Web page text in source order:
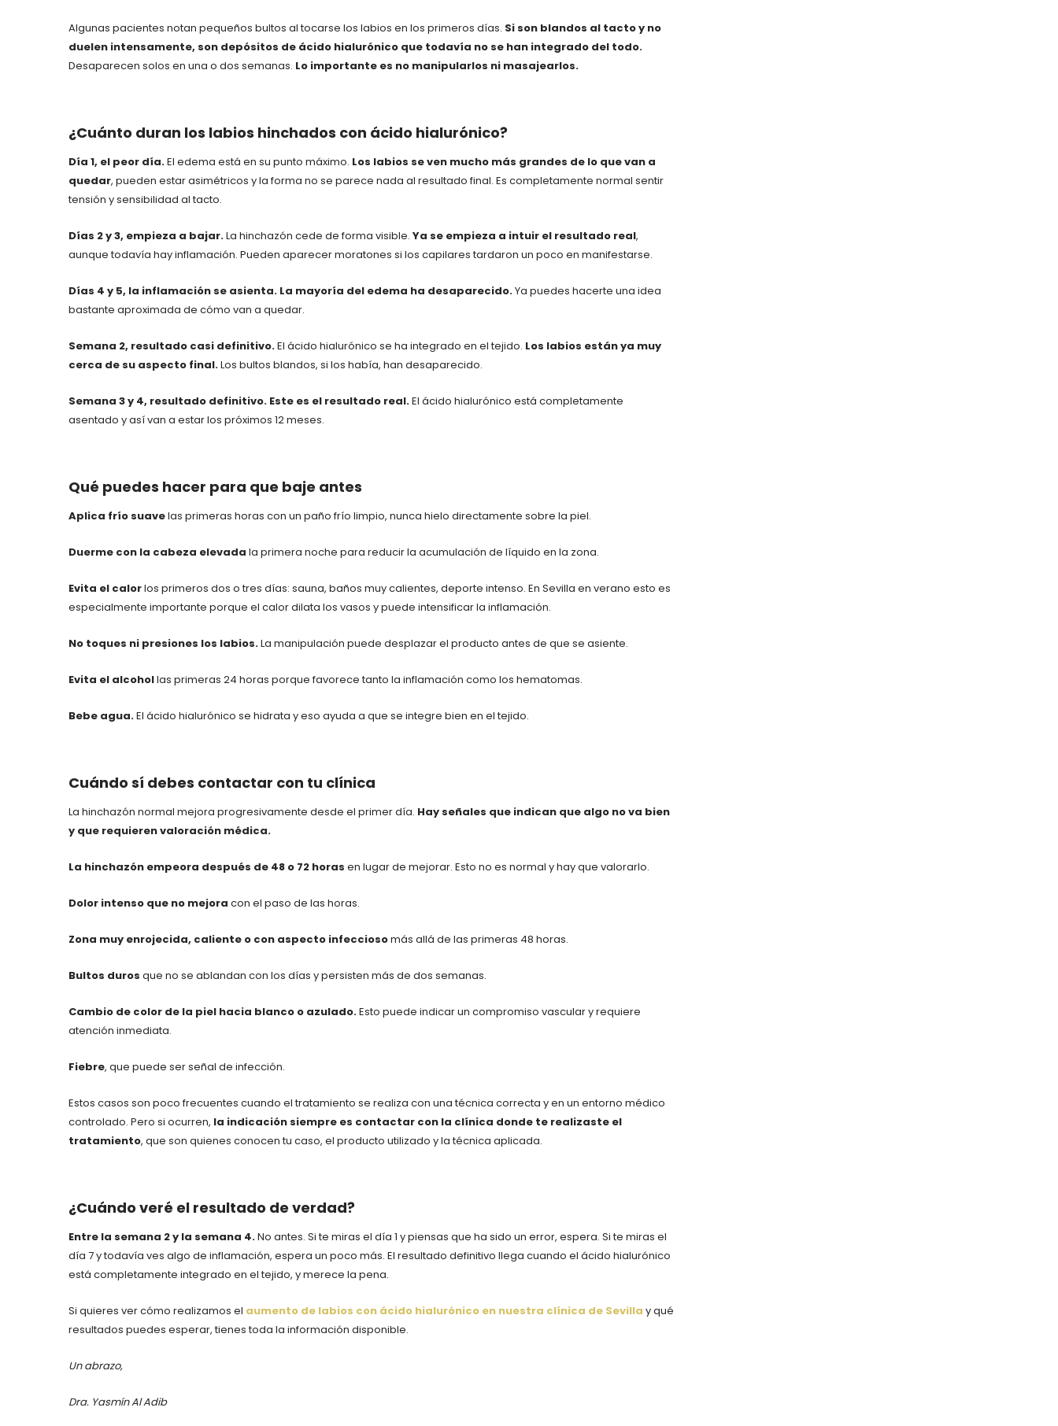
Algunas pacientes notan pequeños bultos al tocarse los labios en los primeros días. Si son blandos al tacto y no
duelen intensamente, son depósitos de ácido hialurónico que todavía no se han integrado del todo.
Desaparecen solos en una o dos semanas. Lo importante es no manipularlos ni masajearlos.
¿Cuánto duran los labios hinchados con ácido hialurónico?
Día 1, el peor día.El edema está en su punto máximo. Los labios se ven mucho más grandes de lo que van a
quedar, pueden estar asimétricos y la forma no se parece nada al resultado final. Es completamente normal sentir
tensión y sensibilidad al tacto.
Días 2 y 3, empieza a bajar.La hinchazón cede de forma visible. Ya se empieza a intuir el resultado real,
aunque todavía hay inflamación. Pueden aparecer moratones si los capilares tardaron un poco en manifestarse.
Días 4 y 5, la inflamación se asienta. La mayoría del edema ha desaparecido.Ya puedes hacerte una idea
bastante aproximada de cómo van a quedar.
Semana 2, resultado casi definitivo.El ácido hialurónico se ha integrado en el tejido. Los labios están ya muy
cerca de su aspecto final.Los bultos blandos, si los había, han desaparecido.
Semana 3 y 4, resultado definitivo. Este es el resultado real.El ácido hialurónico está completamente
asentado y así van a estar los próximos 12 meses.
Qué puedes hacer para que baje antes
Aplica frío suavelas primeras horas con un paño frío limpio, nunca hielo directamente sobre la piel.
Duerme con la cabeza elevada la primera noche para reducir la acumulación de líquido en la zona.
Evita el calorlos primeros dos o tres días: sauna, baños muy calientes, deporte intenso. En Sevilla en verano esto es
especialmente importante porque el calor dilata los vasos y puede intensificar la inflamación.
No toques ni presiones los labios.La manipulación puede desplazar el producto antes de que se asiente.
Evita el alcohollas primeras 24 horas porque favorece tanto la inflamación como los hematomas.
Bebe agua.El ácido hialurónico se hidrata y eso ayuda a que se integre bien en el tejido.
Cuándo sí debes contactar con tu clínica
La hinchazón normal mejora progresivamente desde el primer día. Hay señales que indican que algo no va bien
y que requieren valoración médica.
La hinchazón empeora después de 48 o 72 horas en lugar de mejorar. Esto no es normal y hay que valorarlo.
Dolor intenso que no mejora con el paso de las horas.
Zona muy enrojecida, caliente o con aspecto infecciosomás allá de las primeras 48 horas.
Bultos duros que no se ablandan con los días y persisten más de dos semanas.
Cambio de color de la piel hacia blanco o azulado.Esto puede indicar un compromiso vascular y requiere
atención inmediata.
Fiebre, que puede ser señal de infección.
Estos casos son poco frecuentes cuando el tratamiento se realiza con una técnica correcta y en un entorno médico
controlado. Pero si ocurren, la indicación siempre es contactar con la clínica donde te realizaste el
tratamiento, que son quienes conocen tu caso, el producto utilizado y la técnica aplicada.
¿Cuándo veré el resultado de verdad?
Entre la semana 2 y la semana 4.No antes. Si te miras el día 1 y piensas que ha sido un error, espera. Si te miras el
día 7 y todavía ves algo de inflamación, espera un poco más. El resultado definitivo llega cuando el ácido hialurónico
está completamente integrado en el tejido, y merece la pena.
Si quieres ver cómo realizamos el aumento de labios con ácido hialurónico en nuestra clínica de Sevilla y qué
resultados puedes esperar, tienes toda la información disponible.
Un abrazo,
Dra. Yasmín Al Adib